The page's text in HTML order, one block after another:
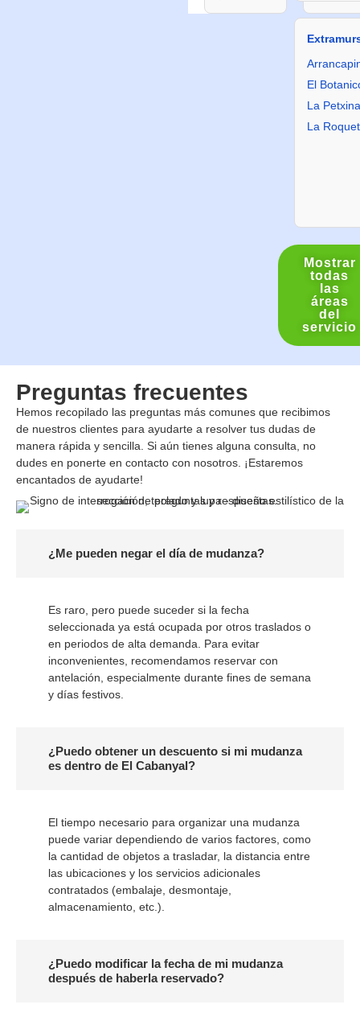
El
La Petxina
La
Mostrar
todas
las
áreas
del
servicio
Preguntas frecuentes
Hemos recopilado las preguntas más comunes que recibimos
de nuestros clientes para ayudarte a resolver tus dudas de
manera rápida y sencilla. Si aún tienes alguna consulta, no
dudes en ponerte en contacto con nosotros. ¡Estaremos
encantados de ayudarte!
¿Me pueden negar el día de mudanza?
Es raro, pero puede suceder si la fecha
seleccionada ya está ocupada por otros traslados o
en periodos de alta demanda. Para evitar
inconvenientes, recomendamos reservar con
antelación, especialmente durante fines de semana
y días festivos.
¿Puedo obtener un descuento si mi mudanza
es dentro de El Cabanyal?
El tiempo necesario para organizar una mudanza
puede variar dependiendo de varios factores, como
la cantidad de objetos a trasladar, la distancia entre
las ubicaciones y los servicios adicionales
contratados (embalaje, desmontaje,
almacenamiento, etc.).
¿Puedo modificar la fecha de mi mudanza
después de haberla reservado?